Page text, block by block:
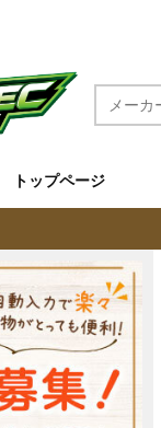
トップページ